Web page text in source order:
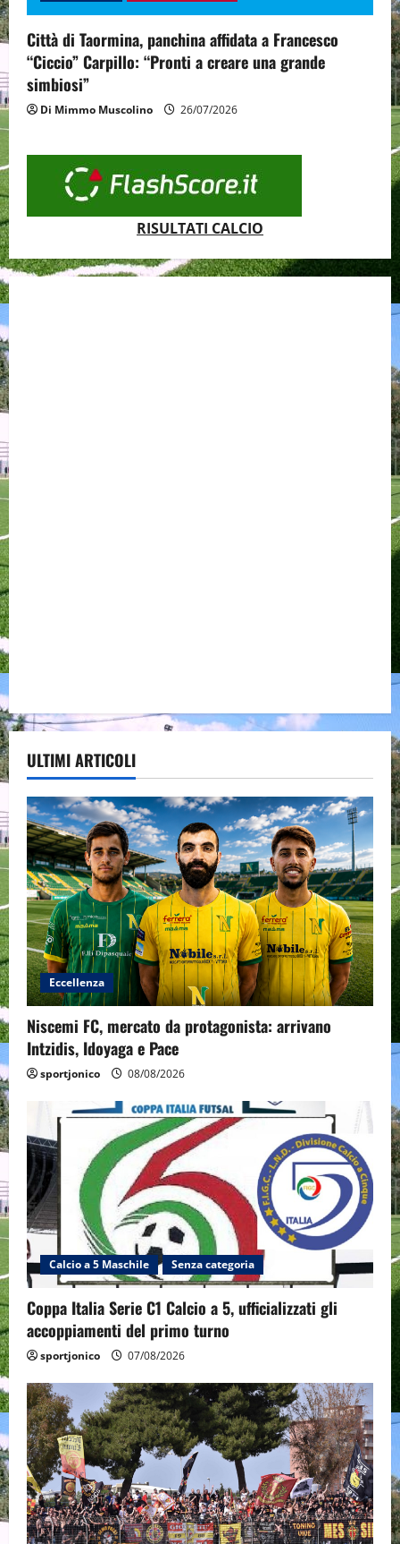
Città di Taormina, panchina affidata a Francesco
“Ciccio” Carpillo: “Pronti a creare una grande
simbiosi”
Di Mimmo Muscolino 26/07/2026
RISULTATI CALCIO
ULTIMI ARTICOLI
Eccellenza
Niscemi FC, mercato da protagonista: arrivano
Intzidis, Idoyaga e Pace
sportjonico 08/08/2026
Calcio a 5 Maschile Senza categoria
Coppa Italia Serie C1 Calcio a 5, ufficializzati gli
accoppiamenti del primo turno
sportjonico 07/08/2026